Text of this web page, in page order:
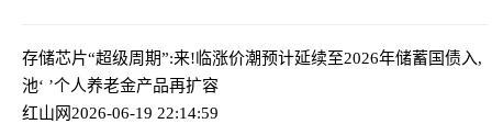
存储芯片“超级周期”:来!临涨价潮预计延续至2026年储蓄国债入,
池‘ ’个人养老金产品再扩容
红山网2026-06-19 22:14:59